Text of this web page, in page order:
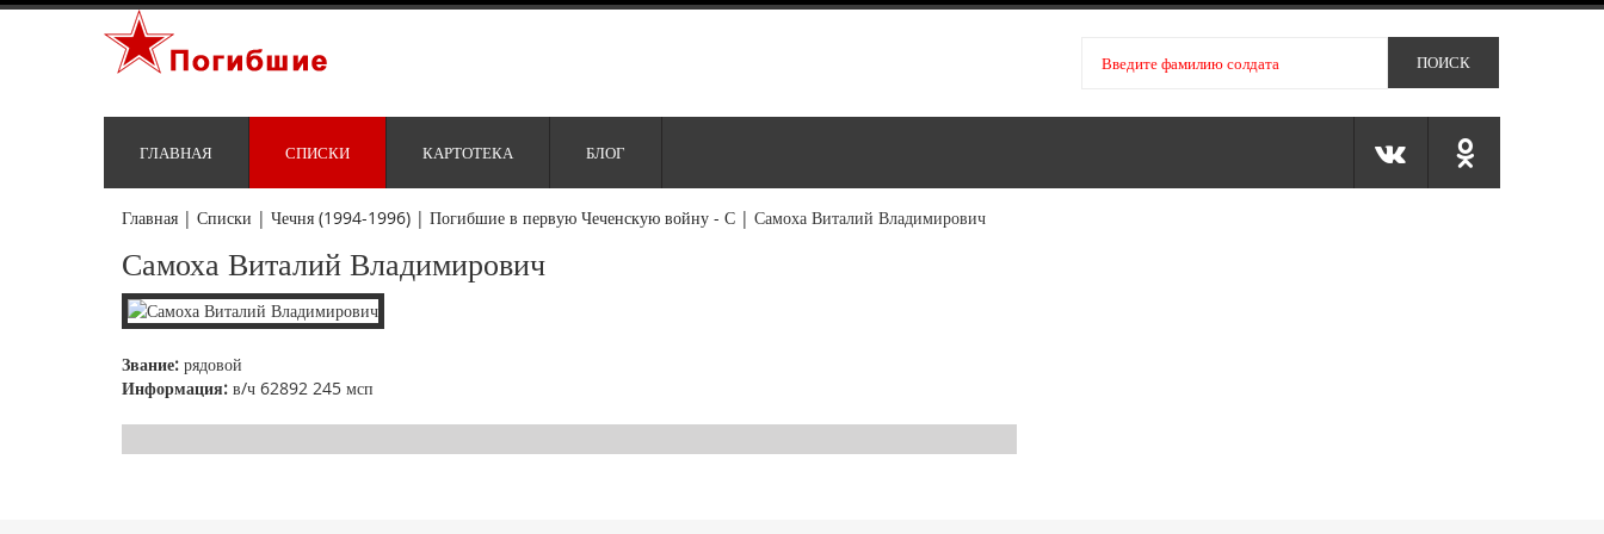
ГЛАВНАЯ СПИСКИ КАРТОТЕКА БЛОГ
Главная | Списки | Чечня (1994-1996) | Погибшие в первую Чеченскую войну - С | Самоха Виталий Владимирович
Самоха Виталий Владимирович
Звание: рядовой
Информация: в/ч 62892 245 мсп